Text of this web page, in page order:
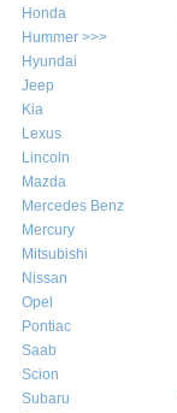
Honda
Hummer >>>
Hyundai
Jeep
Kia
Lexus
Lincoln
Mazda
Mercedes Benz
Mercury
Mitsubishi
Nissan
Opel
Pontiac
Saab
Scion
Subaru